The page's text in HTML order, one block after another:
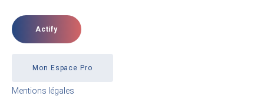
Actify
Mon Espace Pro
Mentions légales